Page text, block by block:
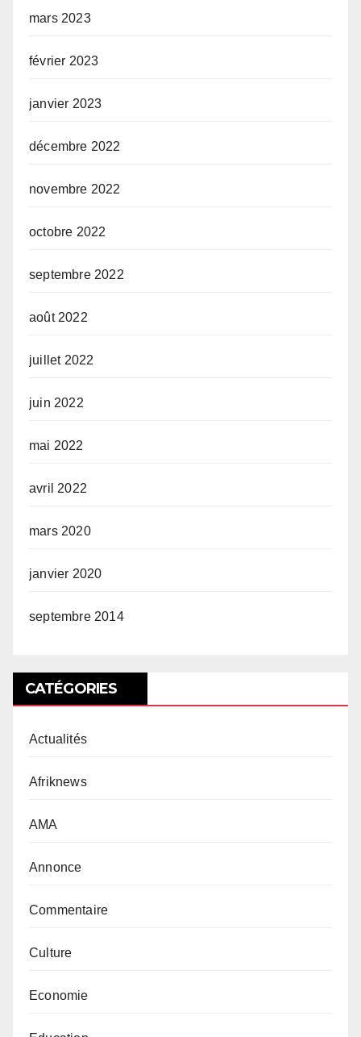
mars 2023
février 2023
janvier 2023
décembre 2022
novembre 2022
octobre 2022
septembre 2022
août 2022
juillet 2022
juin 2022
mai 2022
avril 2022
mars 2020
janvier 2020
septembre 2014
CATÉGORIES
Actualités
Afriknews
AMA
Annonce
Commentaire
Culture
Economie